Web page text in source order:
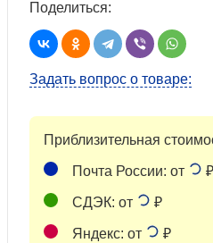
Поделиться:
Задать вопрос о товаре:
Приблизительная
Почта России: от ₽
СДЭК: от ₽
Яндекс: от
₽